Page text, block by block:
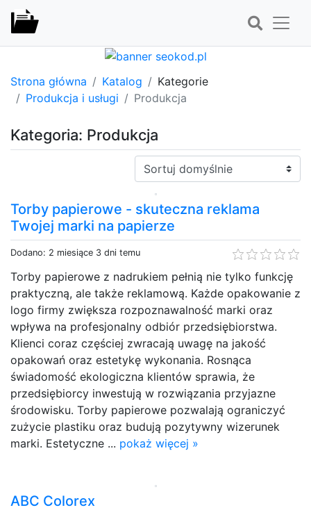
Strona główna Katalog
Kategorie
Produkcja i usługi
Produkcja
Kategoria: Produkcja
Sortuj:
Torby papierowe - skuteczna reklama
Twojej marki na papierze
Dodano: 2 miesiące 3 dni temu
Torby papierowe z nadrukiem pełnią nie tylko funkcję
praktyczną, ale także reklamową. Każde opakowanie z
logo firmy zwiększa rozpoznawalność marki oraz
wpływa na profesjonalny odbiór przedsiębiorstwa.
Klienci coraz częściej zwracają uwagę na jakość
opakowań oraz estetykę wykonania. Rosnąca
świadomość ekologiczna klientów sprawia, że
przedsiębiorcy inwestują w rozwiązania przyjazne
środowisku. Torby papierowe pozwalają ograniczyć
zużycie plastiku oraz budują pozytywny wizerunek
marki. Estetyczne ... pokaż więcej »
ABC Colorex